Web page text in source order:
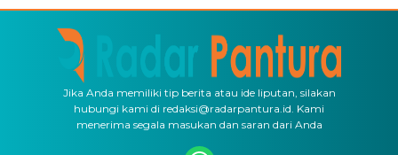
Jika Anda memiliki tip berita atau ide liputan, silakan
hubungi kami di redaksi@radarpantura.id. Kami
menerima segala masukan dan saran dari Anda